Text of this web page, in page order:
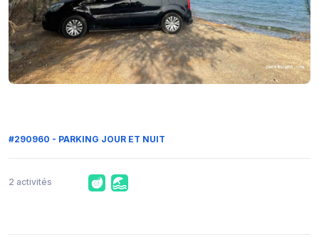
#290960 - PARKING JOUR ET NUIT
2 activités